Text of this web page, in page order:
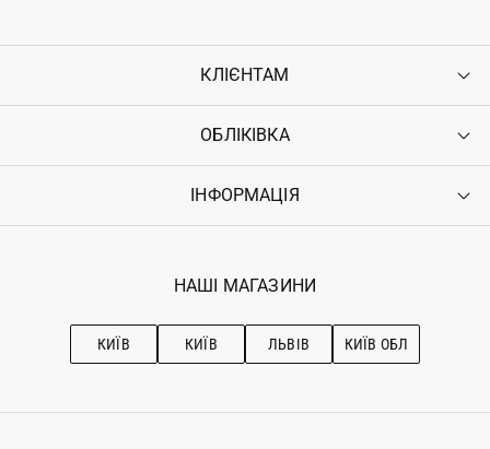
КЛІЄНТАМ
Контакти
Повернення
Гарантія
ОБЛІКІВКА
Увійти
Ostriv Club+
ІНФОРМАЦІЯ
Наші магазини
Рекомендації з догляду
НАШІ МАГАЗИНИ
КИЇВ КИЇВ ЛЬВІВ КИЇВ ОБЛ